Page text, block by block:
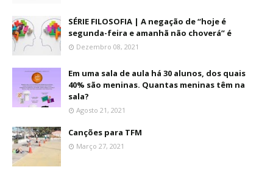
SÉRIE FILOSOFIA | A negação de “hoje é
segunda-feira e amanhã não choverá” é
Dezembro 08, 2021
Em uma sala de aula há 30 alunos, dos quais
40% são meninas. Quantas meninas têm na
sala?
Agosto 21, 2021
Canções para TFM
Março 27, 2021